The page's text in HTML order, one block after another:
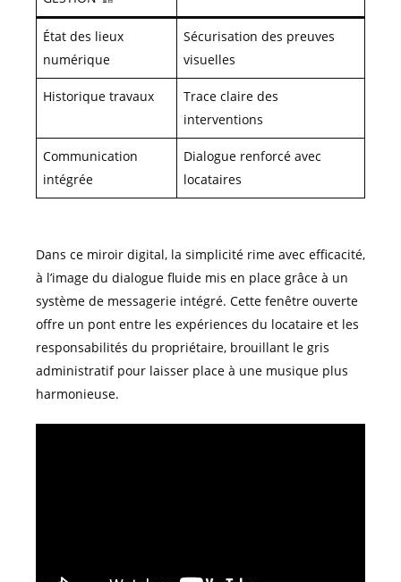
État des lieux
numérique
Sécurisation des preuves
visuelles
Historique travaux
Trace claire des
interventions
Communication
intégrée
Dialogue renforcé avec
locataires
Dans ce miroir digital, la simplicité rime avec efficacité,
à l’image du dialogue fluide mis en place grâce à un
système de messagerie intégré. Cette fenêtre ouverte
offre un pont entre les expériences du locataire et les
responsabilités du propriétaire, brouillant le gris
administratif pour laisser place à une musique plus
harmonieuse.